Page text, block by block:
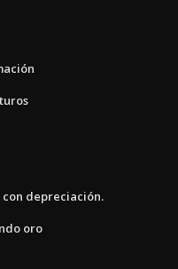
depreciación.
oro